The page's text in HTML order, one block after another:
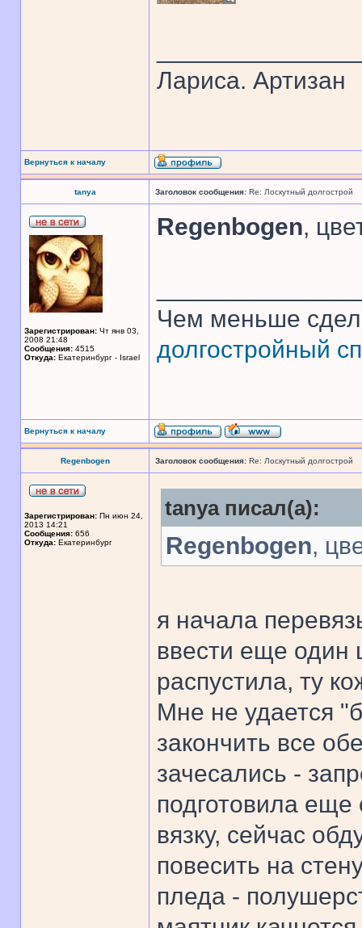
Лариса. Артизан
Вернуться к началу
tanya Заголовок сообщения: Re: Лоскутный долгострой
Зарегистрирован: Чт янв 03,
2008 21:48
Сообщения: 4515
Откуда: Екатеринбург - Israel
Regenbogen,
Чем меньше
долгостройный
Вернуться к началу
Regenbogen Заголовок сообщения: Re: Лоскутный долгострой
Зарегистрирован: Пн июн 24,
2013 14:21
Сообщения: 656
Откуда: Екатеринбург
tanya писал(а):
Regenbogen,
я начала
ввести еще один
распустила, ту
Мне не удается
закончить все
зачесались -
подготовила еще
вязку, сейчас
повесить на
пледа -